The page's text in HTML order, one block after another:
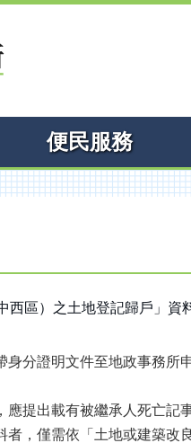
便民服務
西區）之土地登記歸戶」資
身分證明文件至地政事務
提出載有被繼承人死亡記
者，僅需依「土地或建築